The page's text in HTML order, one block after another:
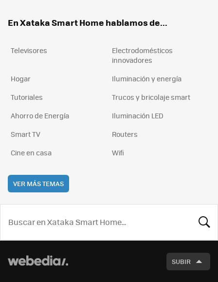
En Xataka Smart Home hablamos de...
Televisores
Electrodomésticos
innovadores
Hogar
Iluminación y energía
Tutoriales
Trucos y bricolaje smart
Ahorro de Energía
Iluminación LED
Smart TV
Routers
Cine en casa
Wifi
VER MÁS TEMAS
SUBIR